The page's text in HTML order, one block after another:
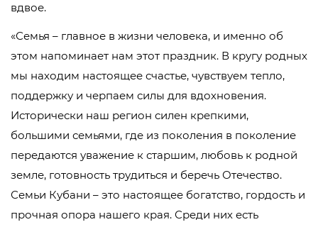
вдвое.
«Семья – главное в жизни человека, и именно об
этом напоминает нам этот праздник. В кругу родных
мы находим настоящее счастье, чувствуем тепло,
поддержку и черпаем силы для вдохновения.
Исторически наш регион силен крепкими,
большими семьями, где из поколения в поколение
передаются уважение к старшим, любовь к родной
земле, готовность трудиться и беречь Отечество.
Семьи Кубани – это настоящее богатство, гордость и
прочная опора нашего края. Среди них есть